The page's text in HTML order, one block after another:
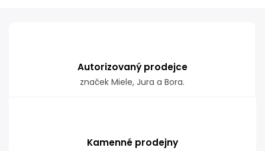
Autorizovaný prodejce
značek Miele, Jura a Bora.
Kamenné prodejny